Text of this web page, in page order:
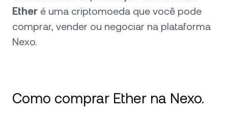
Ether é uma criptomoeda que você pode
comprar, vender ou negociar na plataforma
Nexo.
Como comprar Ether na Nexo.